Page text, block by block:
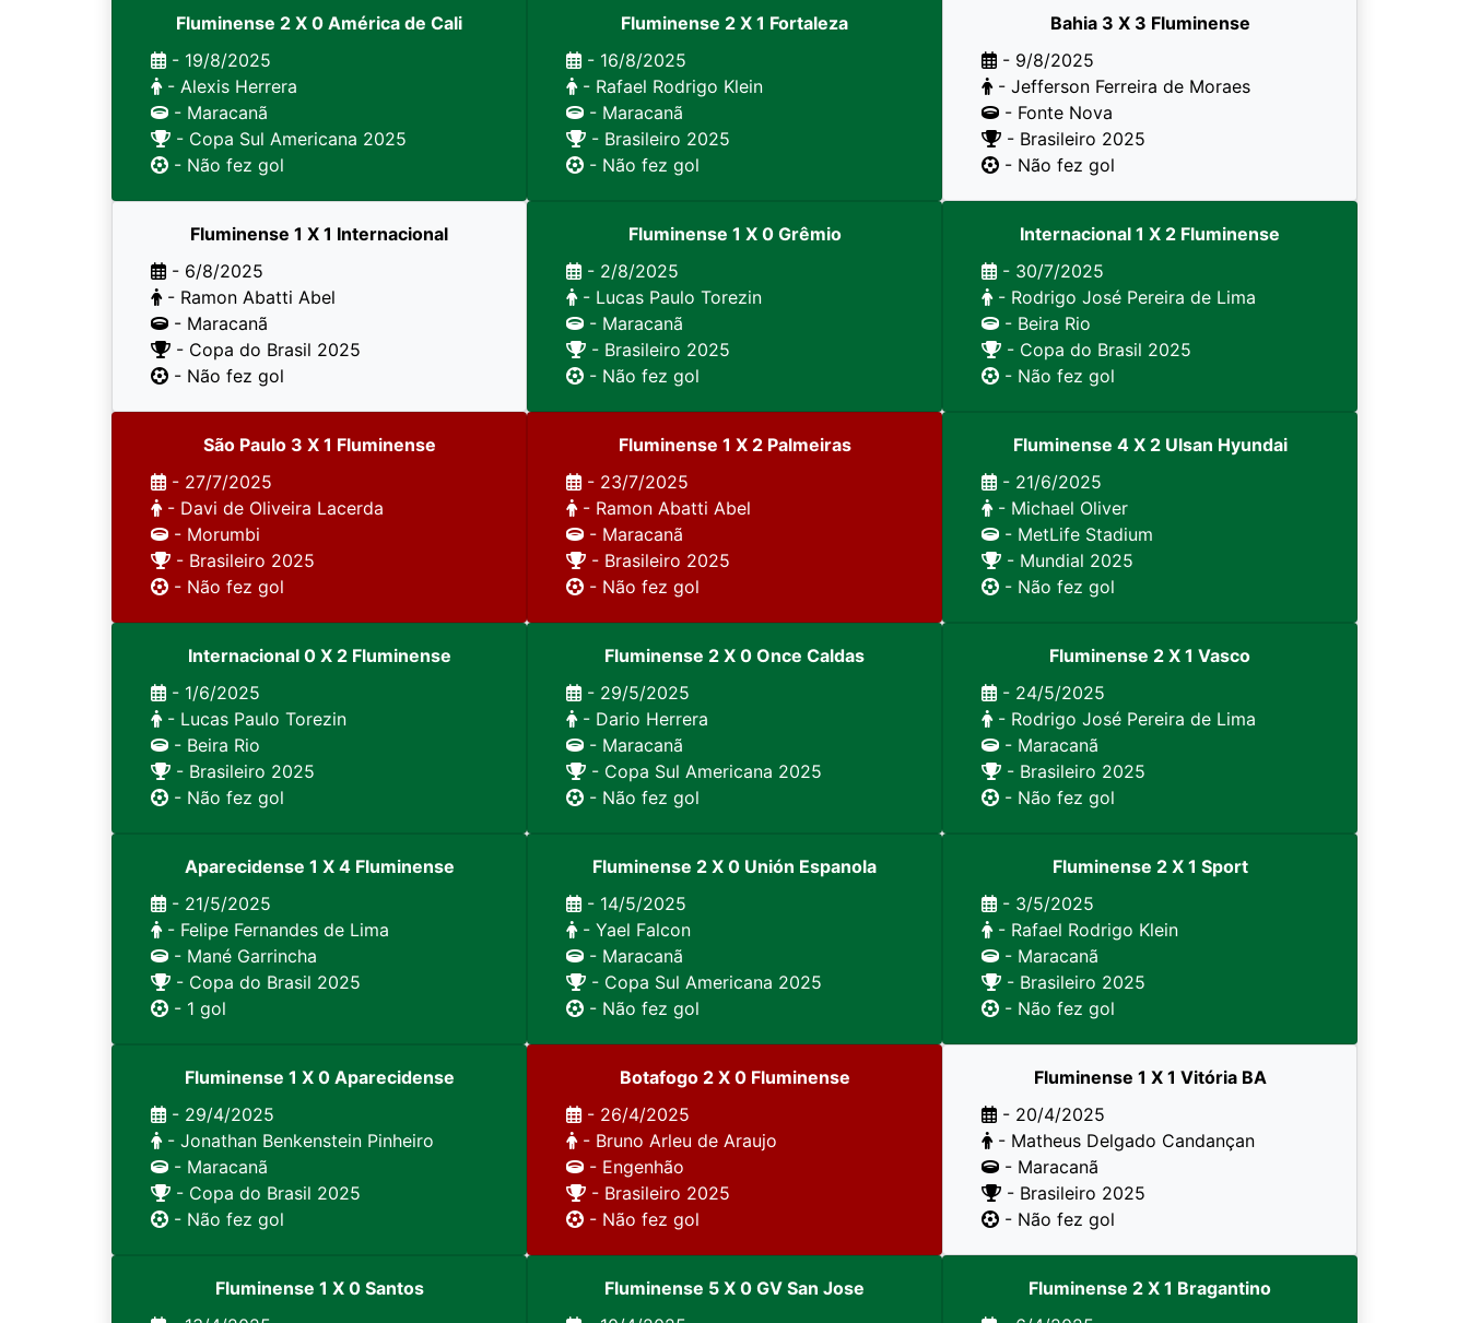
Fluminense 2 X 0 América de Cali
- 19/8/2025
- Alexis Herrera
- Maracanã
- Copa Sul Americana 2025
- Não fez gol
Fluminense 2 X 1 Fortaleza
- 16/8/2025
- Rafael Rodrigo Klein
- Maracanã
- Brasileiro 2025
- Não fez gol
Bahia 3 X 3 Fluminense
- 9/8/2025
- Jefferson Ferreira de Moraes
- Fonte Nova
- Brasileiro 2025
- Não fez gol
Fluminense 1 X 1 Internacional
- 6/8/2025
- Ramon Abatti Abel
- Maracanã
- Copa do Brasil 2025
- Não fez gol
Fluminense 1 X 0 Grêmio
- 2/8/2025
- Lucas Paulo Torezin
- Maracanã
- Brasileiro 2025
- Não fez gol
Internacional 1 X 2 Fluminense
- 30/7/2025
- Rodrigo José Pereira de Lima
- Beira Rio
- Copa do Brasil 2025
- Não fez gol
São Paulo 3 X 1 Fluminense
- 27/7/2025
- Davi de Oliveira Lacerda
- Morumbi
- Brasileiro 2025
- Não fez gol
Fluminense 1 X 2 Palmeiras
- 23/7/2025
- Ramon Abatti Abel
- Maracanã
- Brasileiro 2025
- Não fez gol
Fluminense 4 X 2 Ulsan Hyundai
- 21/6/2025
- Michael Oliver
- MetLife Stadium
- Mundial 2025
- Não fez gol
Internacional 0 X 2 Fluminense
- 1/6/2025
- Lucas Paulo Torezin
- Beira Rio
- Brasileiro 2025
- Não fez gol
Fluminense 2 X 0 Once Caldas
- 29/5/2025
- Dario Herrera
- Maracanã
- Copa Sul Americana 2025
- Não fez gol
Fluminense 2 X 1 Vasco
- 24/5/2025
- Rodrigo José Pereira de Lima
- Maracanã
- Brasileiro 2025
- Não fez gol
Aparecidense 1 X 4 Fluminense
- 21/5/2025
- Felipe Fernandes de Lima
- Mané Garrincha
- Copa do Brasil 2025
- 1 gol
Fluminense 2 X 0 Unión Espanola
- 14/5/2025
- Yael Falcon
- Maracanã
- Copa Sul Americana 2025
- Não fez gol
Fluminense 2 X 1 Sport
- 3/5/2025
- Rafael Rodrigo Klein
- Maracanã
- Brasileiro 2025
- Não fez gol
Fluminense 1 X 0 Aparecidense
- 29/4/2025
- Jonathan Benkenstein Pinheiro
- Maracanã
- Copa do Brasil 2025
- Não fez gol
Botafogo 2 X 0 Fluminense
- 26/4/2025
- Bruno Arleu de Araujo
- Engenhão
- Brasileiro 2025
- Não fez gol
Fluminense 1 X 1 Vitória BA
- 20/4/2025
- Matheus Delgado Candançan
- Maracanã
- Brasileiro 2025
- Não fez gol
Fluminense 1 X 0 Santos
Fluminense 5 X 0 GV San Jose
Fluminense 2 X 1 Bragantino